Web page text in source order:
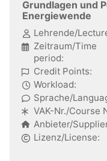
Grundlagen und
Energiewende
Lehrende/
Zeitraum/Time
period:
Credit Points:
Workload:
Sprache/
VAK-Nr./Course
Anbieter/
Lizenz/License: